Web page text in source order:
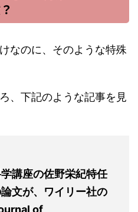
なのに、そのような特殊
、下記のような記事を見
講座の佐野栄紀特任
文が、ワイリー社の
of